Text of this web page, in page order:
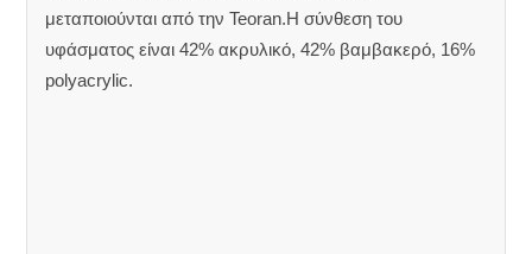
μεταποιούνται από την Teoran.Η σύνθεση του
υφάσματος είναι 42% ακρυλικό, 42% βαμβακερό, 16%
polyacrylic.